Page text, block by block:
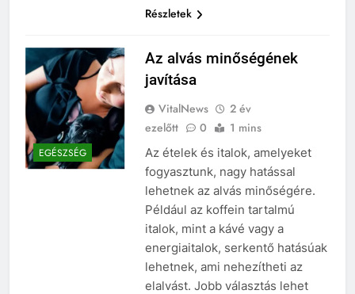
Részletek
EGÉSZSÉG
Az alvás minőségének
javítása
VitalNews
2 év
ezelőtt
0 1 mins
Az ételek és italok, amelyeket
fogyasztunk, nagy hatással
lehetnek az alvás minőségére.
Például az koffein tartalmú
italok, mint a kávé vagy a
energiaitalok, serkentő hatásúak
lehetnek, ami nehezítheti az
elalvást. Jobb választás lehet